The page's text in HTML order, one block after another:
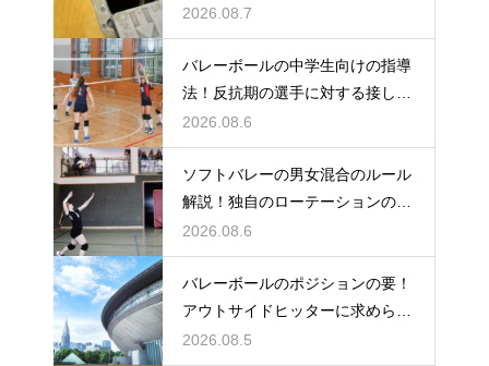
ター
2026.08.7
バレーボールの中学生向けの指導
法！反抗期の選手に対する接し方
のコツ
2026.08.6
ソフトバレーの男女混合のルール
解説！独自のローテーションの規
定とは
2026.08.6
バレーボールのポジションの要！
アウトサイドヒッターに求められ
る能力
2026.08.5